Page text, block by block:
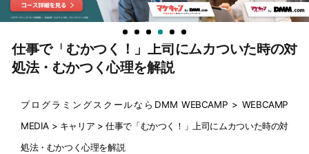
仕事で「むかつく！」上司にムカついた時の対
処法・むかつく心理を解説
プログラミングスクールならDMM WEBCAMP > WEBCAMP
MEDIA > キャリア >仕事で「むかつく！」上司にムカついた時の対
処法・むかつく心理を解説